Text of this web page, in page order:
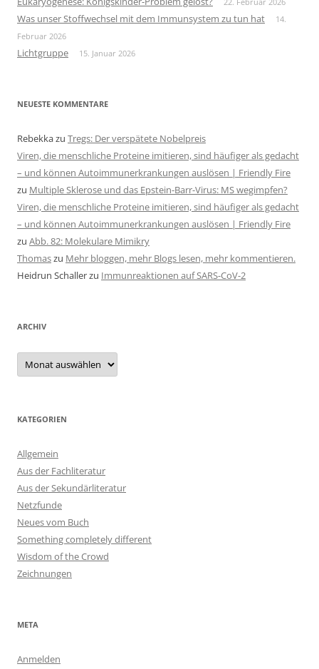
Was unser Stoffwechsel mit dem Immunsystem zu tun hat
14.
Februar 2026
Lichtgruppe 15. Januar 2026
NEUESTE KOMMENTARE
Rebekkazu Tregs: Der verspätete Nobelpreis
Viren, die menschliche Proteine imitieren, sind häufiger als gedacht
– und können Autoimmunerkrankungen auslösen | Friendly Fire
zu Multiple Sklerose und das Epstein-Barr-Virus: MS wegimpfen?
Viren, die menschliche Proteine imitieren, sind häufiger als gedacht
– und können Autoimmunerkrankungen auslösen | Friendly Fire
zu Abb. 82: Molekulare Mimikry
Thomaszu Mehr bloggen, mehr Blogs lesen, mehr kommentieren.
Heidrun Schallerzu Immunreaktionen auf SARS-CoV-2
ARCHIV
Archiv
KATEGORIEN
Allgemein
Aus der Fachliteratur
Aus der Sekundärliteratur
Netzfunde
Neues vom Buch
Something completely different
Wisdom of the Crowd
Zeichnungen
META
Anmelden